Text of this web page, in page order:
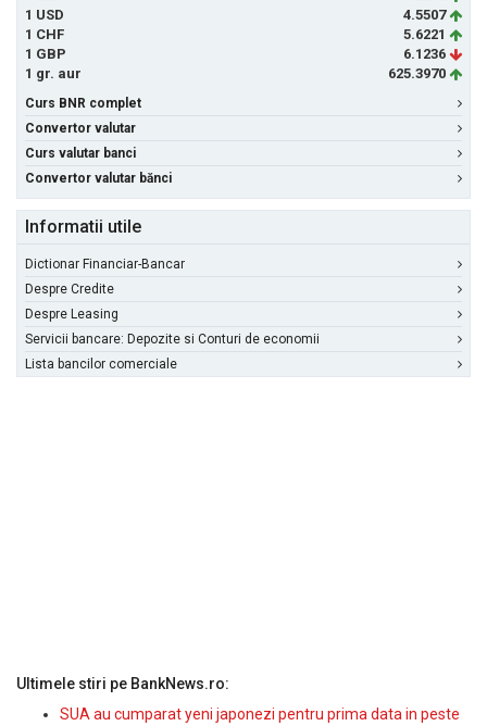
1 USD
4.5507
1 CHF
5.6221
1 GBP
6.1236
1 gr. aur
625.3970
Curs BNR complet
Convertor valutar
Curs valutar banci
Convertor valutar bănci
Informatii utile
Dictionar Financiar-Bancar
Despre Credite
Despre Leasing
Servicii bancare: Depozite si Conturi de economii
Lista bancilor comerciale
Ultimele stiri pe BankNews.ro:
SUA au cumparat yeni japonezi pentru prima data in peste